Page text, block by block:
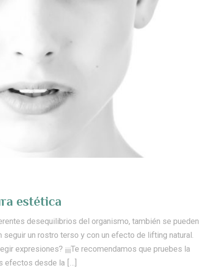
estética
desequilibrios del organismo, también se pueden
un rostro terso y con un efecto de lifting natural.
expresiones? ¡¡¡Te recomendamos que pruebes la
efectos desde la […]